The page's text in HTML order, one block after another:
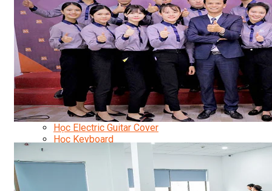
Nhạc Công Chuyên Nghiệp
Ca Sĩ Chuyên Nghiệp
Học Đàn Violin
Học Violin Cover
Học Đàn Piano
Học Piano Đệm Hát
Học Piano Trẻ Em
Học Đàn Guitar
Học Guitar Đệm Hát
Học Electric Guitar (Guitar Điện)
Học Electric Guitar Cover
Học Keyboard
Học Đánh Trống Jazz
Học Thanh Nhạc
Học Thanh Nhạc Trẻ Em
Học Hát Hay Như Thần Tượng